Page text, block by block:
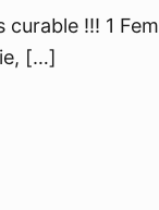
!!! 1
[…]